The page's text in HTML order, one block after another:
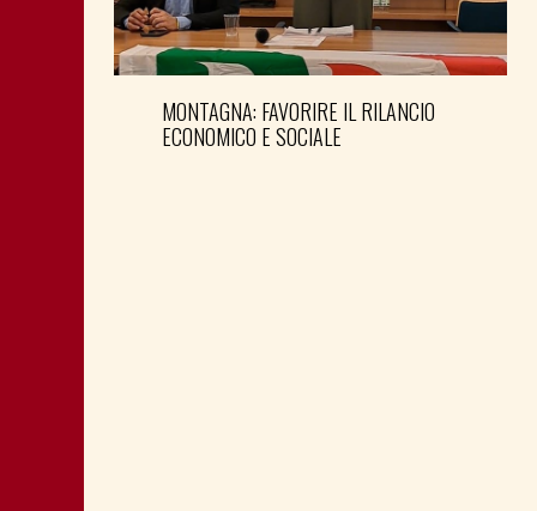
MONTAGNA: FAVORIRE IL RILANCIO
ECONOMICO E SOCIALE